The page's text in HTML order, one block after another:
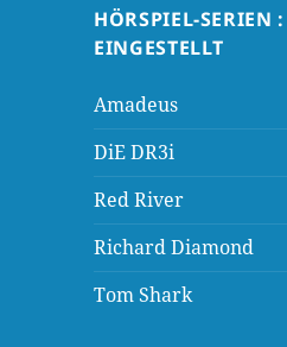
HÖRSPIEL-SERIEN :
EINGESTELLT
Amadeus
DiE DR3i
Red River
Richard Diamond
Tom Shark